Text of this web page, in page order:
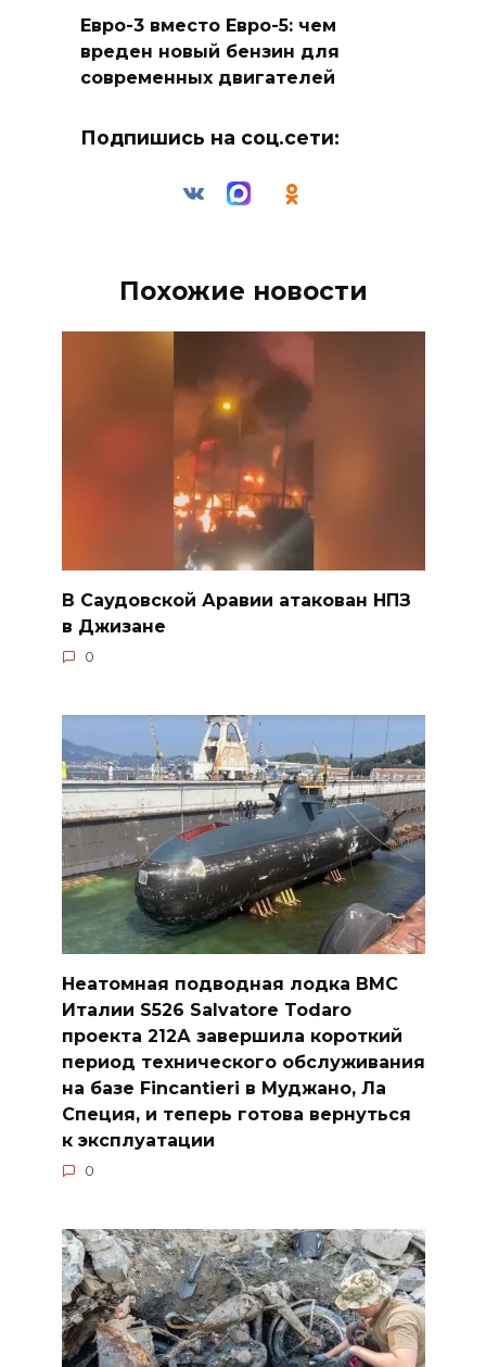
Евро-3 вместо Евро-5: чем
вреден новый бензин для
современных двигателей
Подпишись на соц.сети:
Похожие новости
В Саудовской Аравии атакован НПЗ
в Джизане
0
Неатомная подводная лодка ВМС
Италии S526 Salvatore Todaro
проекта 212А завершила короткий
период технического обслуживания
на базе Fincantieri в Муджано, Ла
Специя, и теперь готова вернуться
к эксплуатации
0